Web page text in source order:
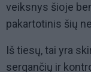
veiksnys šioje
pakartotinis šių
Iš tiesų, tai yra
sergančių ir